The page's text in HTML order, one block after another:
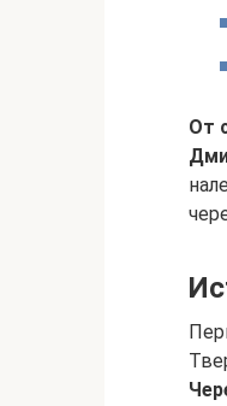
От